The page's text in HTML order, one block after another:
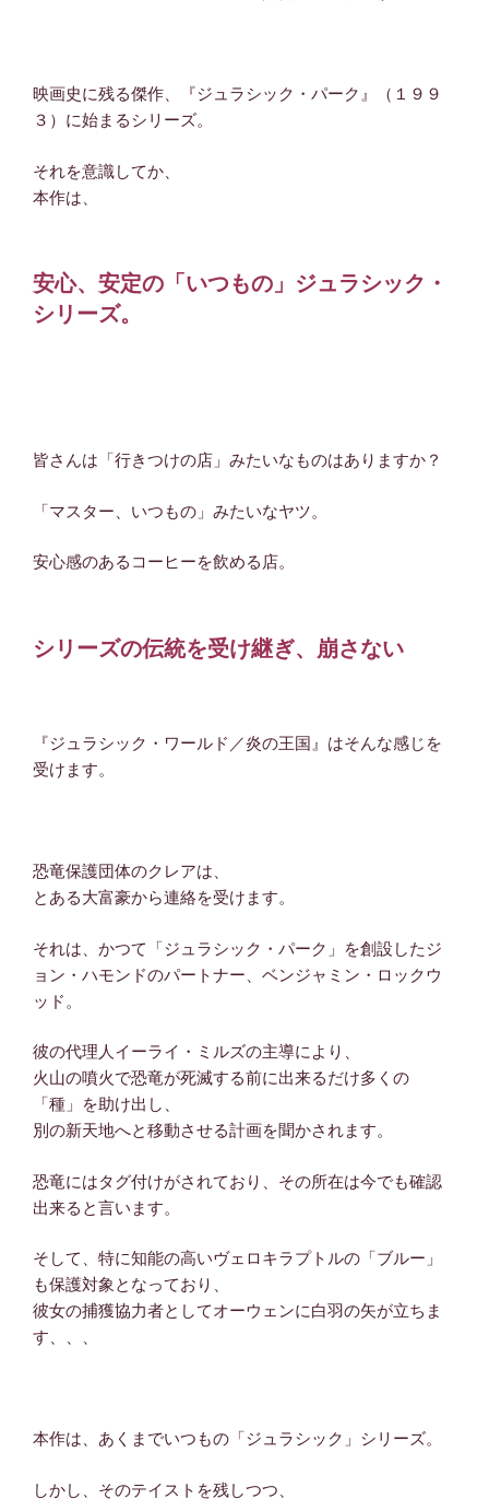
映画史に残る傑作、『ジュラシック・パーク』（１９９
３）に始まるシリーズ。
それを意識してか、
本作は、
安心、安定の「いつもの」ジュラシック・
シリーズ。
皆さんは「行きつけの店」みたいなものはありますか？
「マスター、いつもの」みたいなヤツ。
安心感のあるコーヒーを飲める店。
シリーズの伝統を受け継ぎ、崩さない
『ジュラシック・ワールド／炎の王国』はそんな感じを
受けます。
恐竜保護団体のクレアは、
とある大富豪から連絡を受けます。
それは、かつて「ジュラシック・パーク」を創設したジ
ョン・ハモンドのパートナー、ベンジャミン・ロックウ
ッド。
彼の代理人イーライ・ミルズの主導により、
火山の噴火で恐竜が死滅する前に出来るだけ多くの
「種」を助け出し、
別の新天地へと移動させる計画を聞かされます。
恐竜にはタグ付けがされており、その所在は今でも確認
出来ると言います。
そして、特に知能の高いヴェロキラプトルの「ブルー」
も保護対象となっており、
彼女の捕獲協力者としてオーウェンに白羽の矢が立ちま
す、、、
本作は、あくまでいつもの「ジュラシック」シリーズ。
しかし、そのテイストを残しつつ、